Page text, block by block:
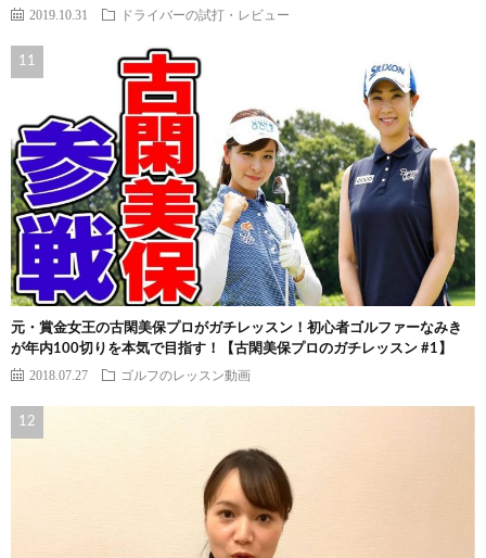
2019.10.31 ドライバーの試打・レビュー
元・賞金女王の古閑美保プロがガチレッスン！初心者ゴルファーなみき
が年内100切りを本気で目指す！【古閑美保プロのガチレッスン #1】
2018.07.27 ゴルフのレッスン動画